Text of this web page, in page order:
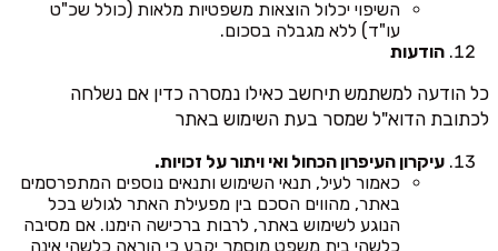
השיפוי יכלול הוצאות משפטיות מלאות (כולל שכ"ט
עו"ד) ללא מגבלה בסכום.
הודעות
כל הודעה למשתמש תיחשב כאילו נמסרה כדין אם נשלחה
לכתובת הדוא"ל שמסר בעת השימוש באתר
עיקרון העיפרון הכחול ואי ויתור על זכויות.
כאמור לעיל, תנאי השימוש ותנאים נוספים המתפרסמים
באתר, מהווים הסכם בין מפעילת האתר לגולש בכל
הנוגע לשימוש באתר, לרבות ברכישה הימנו. אם מסיבה
כלשהי בית משפט מוסמך יקבע כי הוראה כלשהי אינה